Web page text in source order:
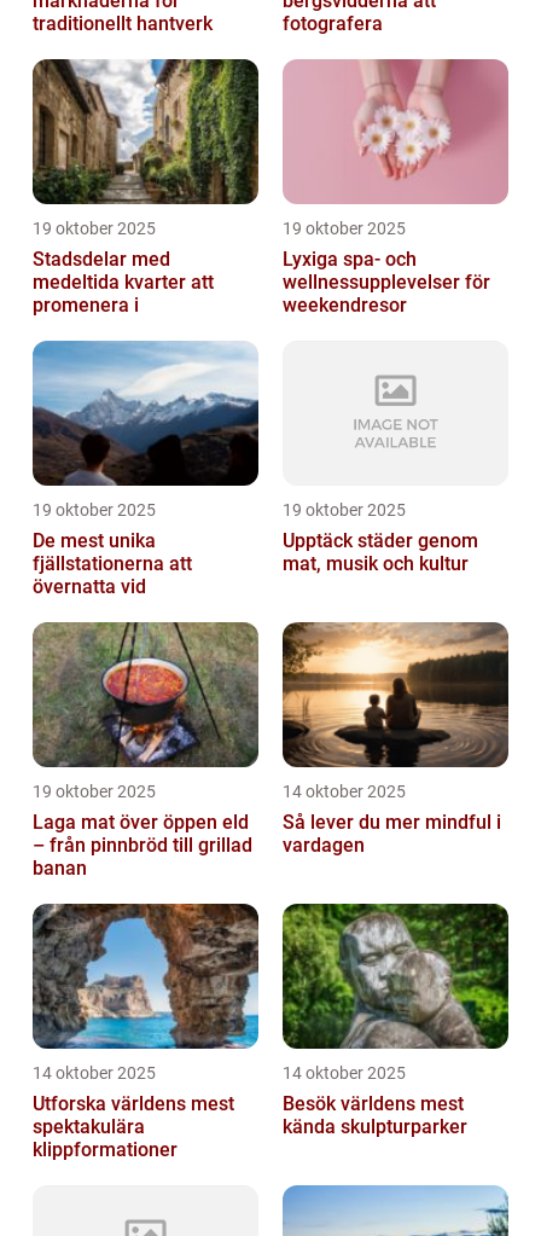
traditionellt hantverk
fotografera
19 oktober 2025
Stadsdelar med
medeltida kvarter att
promenera i
19 oktober 2025
Lyxiga spa- och
wellnessupplevelser för
weekendresor
19 oktober 2025
De mest unika
fjällstationerna att
övernatta vid
19 oktober 2025
Upptäck städer genom
mat, musik och kultur
19 oktober 2025
Laga mat över öppen eld
– från pinnbröd till grillad
banan
14 oktober 2025
Så lever du mer mindful i
vardagen
14 oktober 2025
Utforska världens mest
spektakulära
klippformationer
14 oktober 2025
Besök världens mest
kända skulpturparker